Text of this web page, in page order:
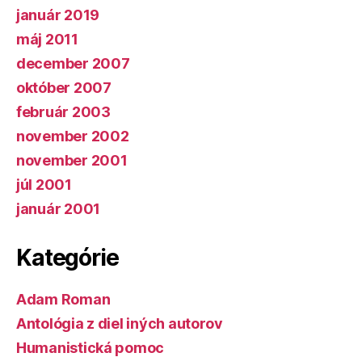
január 2019
máj 2011
december 2007
október 2007
február 2003
november 2002
november 2001
júl 2001
január 2001
Kategórie
Adam Roman
Antológia z diel iných autorov
Humanistická pomoc